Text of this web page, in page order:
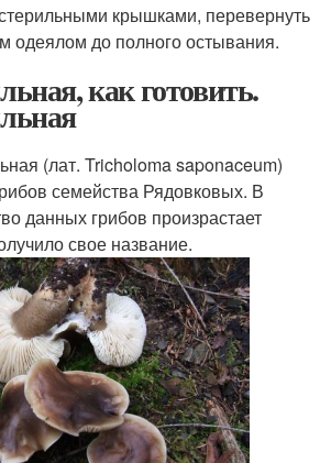
крышками, перевернуть
одеялом до полного остывания.
как готовить.
(лат. Tricholoma saponaceum)
семейства Рядовковых. В
данных грибов произрастает
свое название.